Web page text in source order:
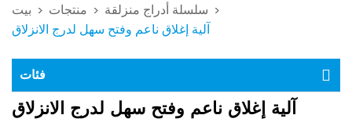
بيت > منتجات > سلسلة أدراج منزلقة >
آلية إغلاق ناعم وفتح سهل لدرج الانزلاق
فئات
آلية إغلاق ناعم وفتح سهل لدرج الانزلاق